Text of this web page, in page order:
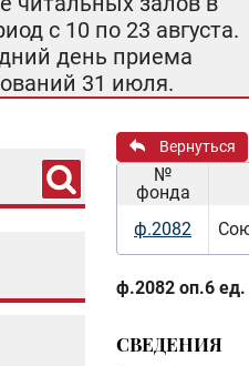
с 10 по 23 августа.
день приема
31 июля.
Вернуться
№
фонда
ф.2082
ф.2082 оп.6 ед.
СВЕДЕНИЯ